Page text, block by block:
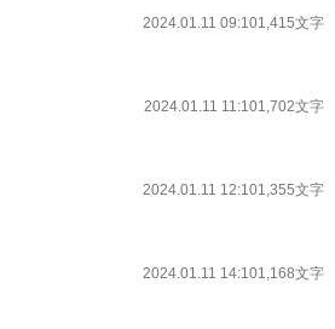
2024.01.11 09:101,415文字
2024.01.11 11:101,702文字
2024.01.11 12:101,355文字
2024.01.11 14:101,168文字